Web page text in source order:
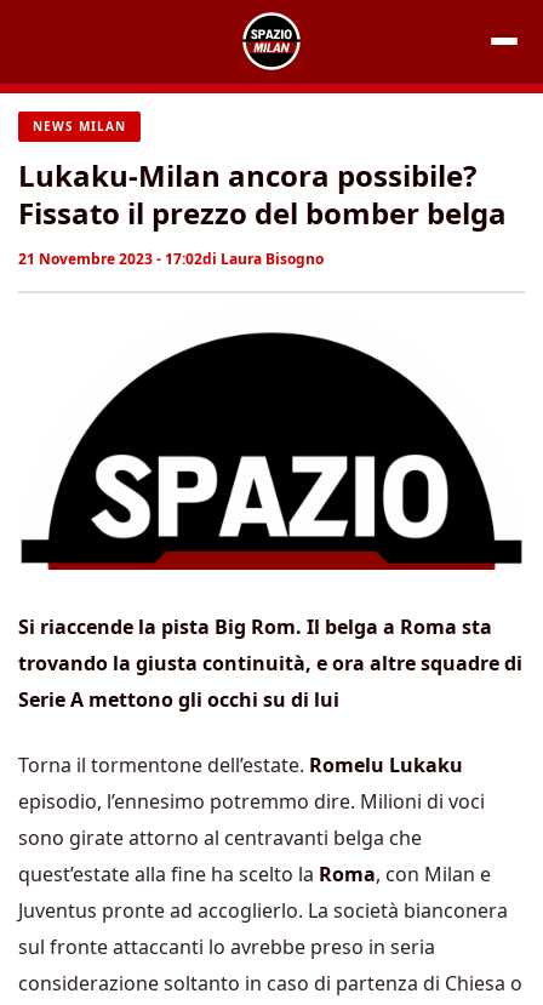
contenuto
NEWS MILAN
Lukaku-Milan ancora possibile?
Fissato il prezzo del bomber belga
21 Novembre 2023 - 17:02di Laura Bisogno
Si riaccende la pista Big Rom. Il belga a Roma sta
trovando la giusta continuità, e ora altre squadre di
Serie A mettono gli occhi su di lui
Torna il tormentone dell’estate. Romelu Lukaku
episodio, l’ennesimo potremmo dire. Milioni di voci
sono girate attorno al centravanti belga che
quest’estate alla fine ha scelto la Roma, con Milan e
Juventus pronte ad accoglierlo. La società bianconera
sul fronte attaccanti lo avrebbe preso in seria
considerazione soltanto in caso di partenza di Chiesa o